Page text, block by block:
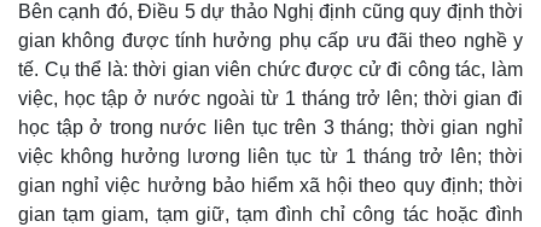
Bên cạnh đó, Điều 5 dự thảo Nghị định cũng quy định thời
gian không được tính hưởng phụ cấp ưu đãi theo nghề y
tế. Cụ thể là: thời gian viên chức được cử đi công tác, làm
việc, học tập ở nước ngoài từ 1 tháng trở lên; thời gian đi
học tập ở trong nước liên tục trên 3 tháng; thời gian nghỉ
việc không hưởng lương liên tục từ 1 tháng trở lên; thời
gian nghỉ việc hưởng bảo hiểm xã hội theo quy định; thời
gian tạm giam, tạm giữ, tạm đình chỉ công tác hoặc đình